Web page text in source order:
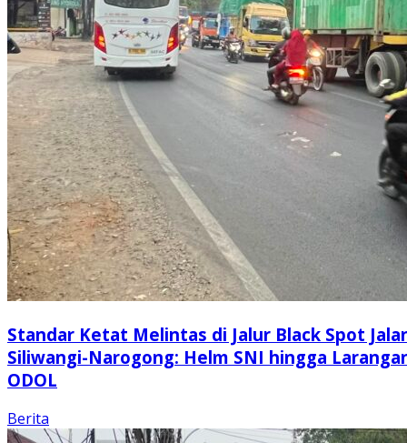
Standar Ketat Melintas di Jalur Black Spot
Siliwangi-Narogong: Helm SNI hingga
ODOL
Berita